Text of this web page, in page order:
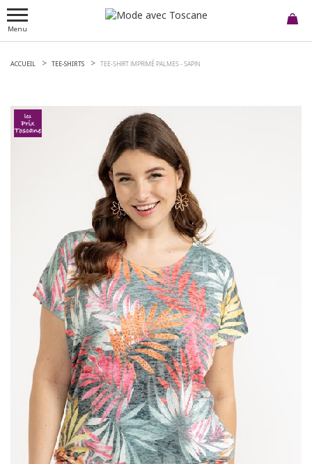
Menu
ACCUEIL TEE-SHIRTS TEE-SHIRT IMPRIMÉ PALMES -SAPIN